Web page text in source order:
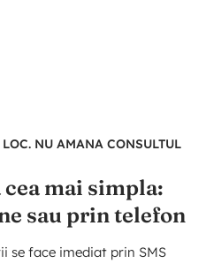
NU AMANA CONSULTUL
mai simpla:
sau prin telefon
se face imediat prin SMS